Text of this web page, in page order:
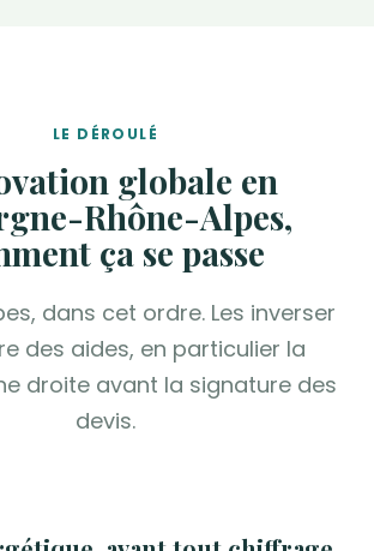
LE DÉROULÉ
globale en
Rhône-Alpes,
ça se passe
dans cet ordre. Les inverser
des aides, en particulier la
droite avant la signature des
devis.